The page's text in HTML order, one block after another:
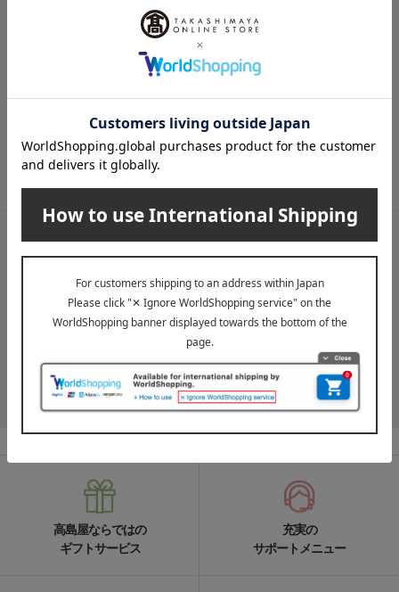
メールマガジン
LINE公式アカウント
高島屋オンラインストアLINE公式アカウントでは百貨店ならではの
名品やお得な最新情報を配信中！
LINEの友達追加をする
高島屋ならではの
ギフトサービス
充実の
サポートメニュー